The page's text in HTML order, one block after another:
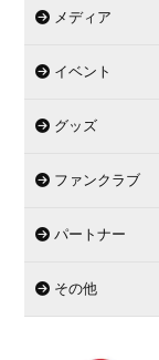
メディア
イベント
グッズ
ファンクラブ
パートナー
その他